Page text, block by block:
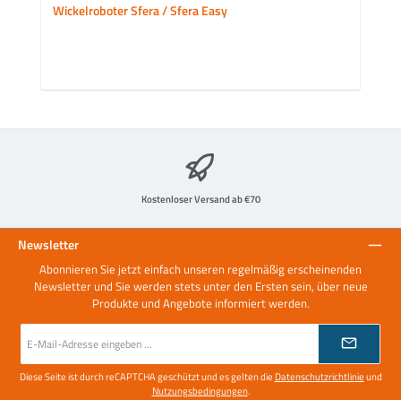
Wickelroboter Sfera / Sfera Easy
Kostenloser Versand ab €70
Newsletter
Abonnieren Sie jetzt einfach unseren regelmäßig erscheinenden
Newsletter und Sie werden stets unter den Ersten sein, über neue
Produkte und Angebote informiert werden.
E-
Mail-
Adresse
*
Diese Seite ist durch reCAPTCHA geschützt und es gelten die Datenschutzrichtlinieund
Nutzungsbedingungen.